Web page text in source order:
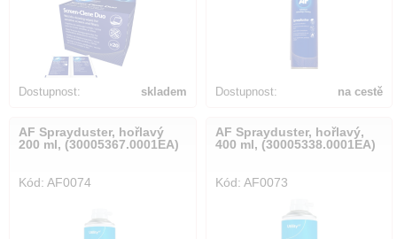
Dostupnost: skladem Dostupnost: na cestě
AF Sprayduster, hořlavý
200 ml, (30005367.0001EA)
Kód: AF0074
AF Sprayduster, hořlavý,
400 ml, (30005338.0001EA)
Kód: AF0073